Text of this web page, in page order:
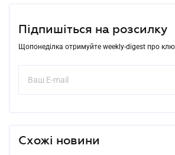
Підпишіться на розсилку
Щопонеділка отримуйте weekly-digest про
Схожі новини